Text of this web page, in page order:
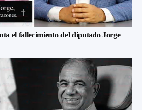
el fallecimiento del diputado Jorge